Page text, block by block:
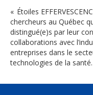
« Étoiles
chercheurs au Québec
distingué(e)s par leur
collaborations avec
entreprises dans le
technologies de la santé.